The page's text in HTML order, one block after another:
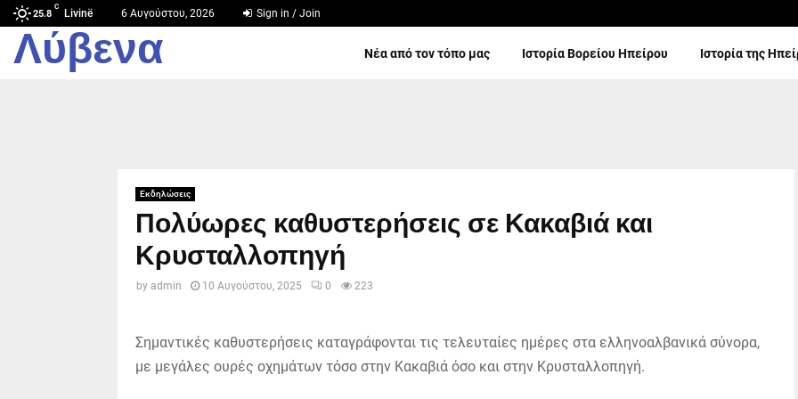
25.8
C
Livinë 6 Αυγούστου, 2026 Sign in / Join
Λύβενα Νέα από τον τόπο μας Ιστορία Βορείου Ηπείρου Ιστορία της
Εκδηλώσεις
Πολύωρες καθυστερήσεις σε Κακαβιά και
Κρυσταλλοπηγή
by admin 10 Αυγούστου, 2025 0 223
Σημαντικές καθυστερήσεις καταγράφονται τις τελευταίες ημέρες στα ελληνοαλβανικά σύνορα,
με μεγάλες ουρές οχημάτων τόσο στην Κακαβιά όσο και στην Κρυσταλλοπηγή.